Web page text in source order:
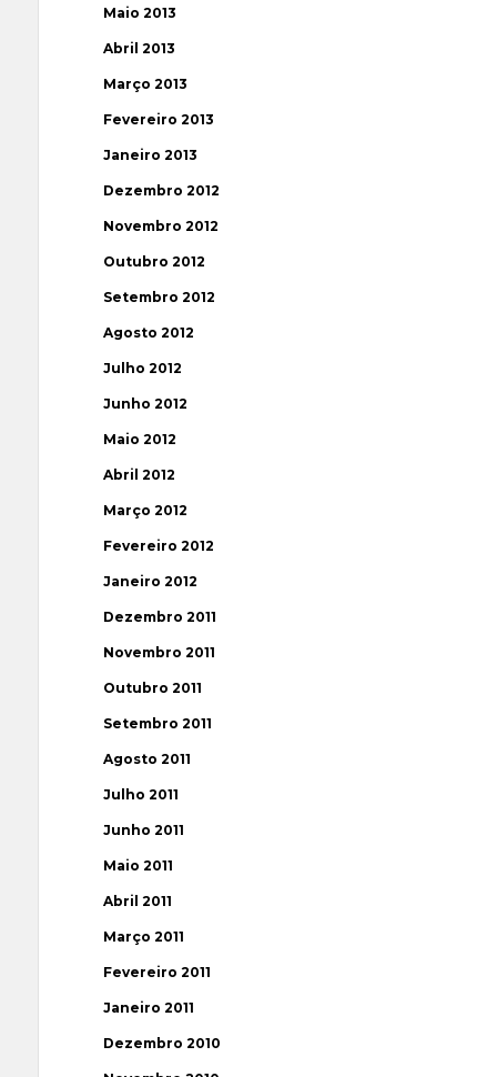
Maio 2013
Abril 2013
Março 2013
Fevereiro 2013
Janeiro 2013
Dezembro 2012
Novembro 2012
Outubro 2012
Setembro 2012
Agosto 2012
Julho 2012
Junho 2012
Maio 2012
Abril 2012
Março 2012
Fevereiro 2012
Janeiro 2012
Dezembro 2011
Novembro 2011
Outubro 2011
Setembro 2011
Agosto 2011
Julho 2011
Junho 2011
Maio 2011
Abril 2011
Março 2011
Fevereiro 2011
Janeiro 2011
Dezembro 2010